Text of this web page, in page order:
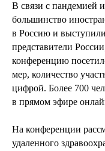
В связи с пандемией
большинство
в Россию и
представители
конференцию
мер, количество
цифрой. Более 700
в прямом эфире
На конференции
удаленного